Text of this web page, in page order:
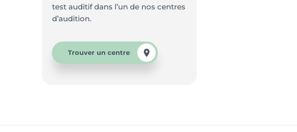
test auditif dans l’un de nos centres
d’audition.
Trouver un centre